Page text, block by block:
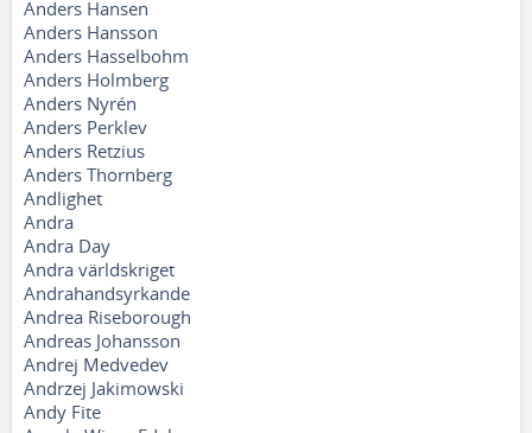
Anders Hansen
Anders Hansson
Anders Hasselbohm
Anders Holmberg
Anders Nyrén
Anders Perklev
Anders Retzius
Anders Thornberg
Andlighet
Andra
Andra Day
Andra världskriget
Andrahandsyrkande
Andrea Riseborough
Andreas Johansson
Andrej Medvedev
Andrzej Jakimowski
Andy Fite